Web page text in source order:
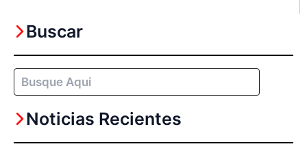
Buscar
Buscar
Noticias Recientes